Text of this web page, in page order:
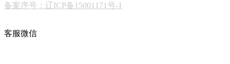
备案序号：辽ICP备15001171号-1
客服微信